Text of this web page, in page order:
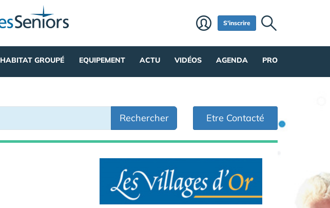
S'inscrire
HABITAT GROUPÉ EQUIPEMENT ACTU VIDÉOS AGENDA PRO
Rechercher Etre Contacté